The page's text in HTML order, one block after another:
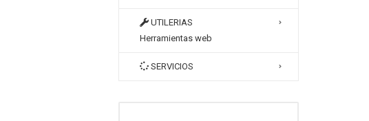
UTILERIAS
Herramientas web
SERVICIOS